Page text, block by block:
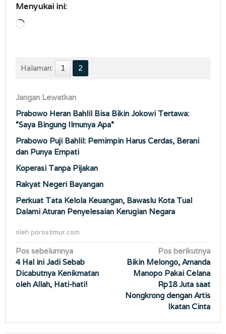
Menyukai ini:
Memuat...
Halaman: 1 2
Jangan Lewatkan
Prabowo Heran Bahlil Bisa Bikin Jokowi Tertawa:
“Saya Bingung Ilmunya Apa”
Prabowo Puji Bahlil: Pemimpin Harus Cerdas, Berani
dan Punya Empati
Koperasi Tanpa Pijakan
Rakyat Negeri Bayangan
Perkuat Tata Kelola Keuangan, Bawaslu Kota Tual
Dalami Aturan Penyelesaian Kerugian Negara
oleh porostimur.com
Navigasi
pos
Pos sebelumnya
4 Hal ini Jadi Sebab
Dicabutnya Kenikmatan
oleh Allah, Hati-hati!
Pos berikutnya
Bikin Melongo, Amanda
Manopo Pakai Celana
Rp18 Juta saat
Nongkrong dengan Artis
Ikatan Cinta